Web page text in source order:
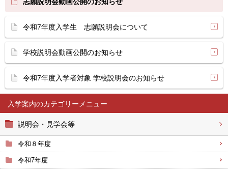
入学案内
説明会・見学会等
令和８年度
令和7年度
令和7年度入学生 志願説明会について
学校説明会動画公開のお知らせ
令和7年度入学者対象 学校説明会のお知らせ